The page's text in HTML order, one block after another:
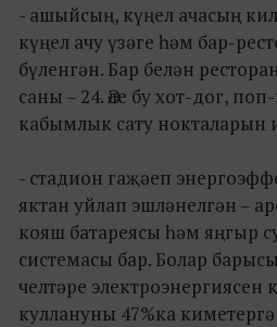
- ашыйсың, күңел ачасың
күңел ачу үзәге һәм бар-
бүленгән. Бар белән
саны – 24. Әле бу хот-дог,
кабымлык сату нокталарын
- стадион гаҗәеп
яктан уйлап эшләнелгән –
кояш батареясы һәм яңгыр
системасы бар. Болар
челтәре электроэнергиясен
куллануны 47%ка